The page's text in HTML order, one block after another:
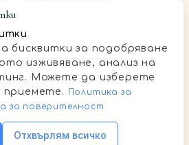
· направено с 🌿 в Казанлък
Карта на сайта
бисквитки за подобряване
изживяване, анализ на
Можете да изберете
приемете.
Политика за
за поверителност
Отхвърлям всичко